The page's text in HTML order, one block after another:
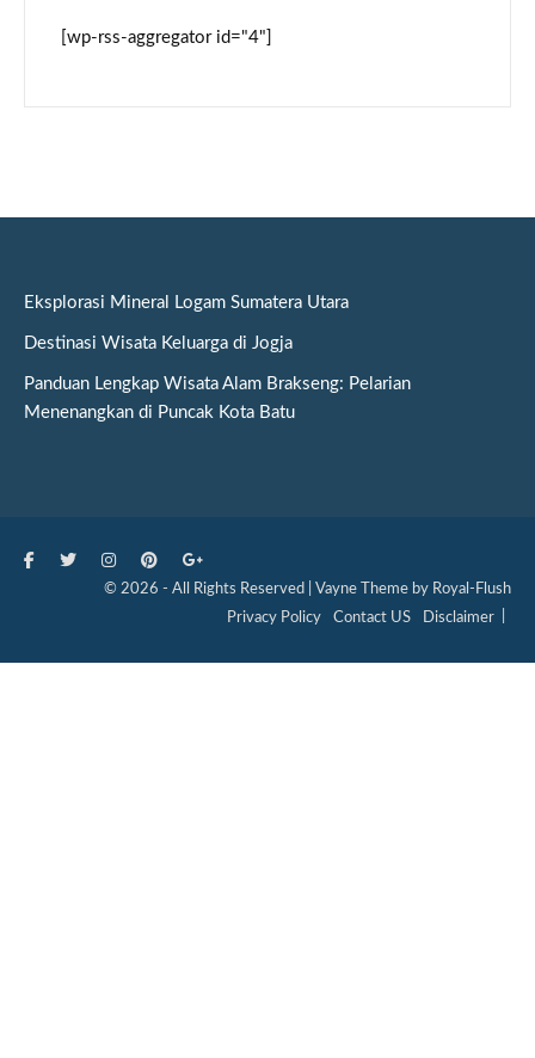
[wp-rss-aggregator id="4"]
Eksplorasi Mineral Logam Sumatera Utara
Destinasi Wisata Keluarga di Jogja
Panduan Lengkap Wisata Alam Brakseng: Pelarian
Menenangkan di Puncak Kota Batu
© 2026 - All Rights Reserved | Vayne Theme by Royal-Flush
Privacy Policy
Contact US Disclaimer